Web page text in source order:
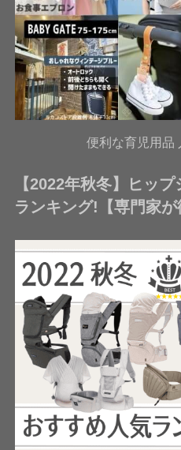
便利な育児用品
【2022年秋冬】ヒッ
ランキング!【専門家が